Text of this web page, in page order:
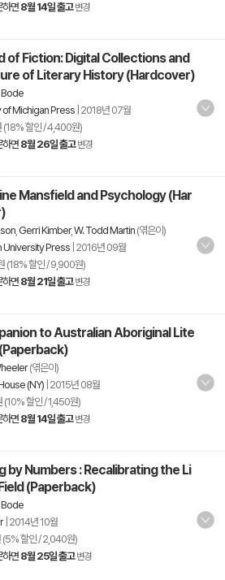
하면8월 14일 출고 변경
of Fiction: Digital Collections and
of Literary History (Hardcover)
Michigan Press 2018년 07월
(18% 할인 / 4,400원)
하면8월 26일 출고 변경
Mansfield and Psychology (Har
Gerri Kimber,W. Todd Martin (엮은이)
University Press 2016년 09월
(18% 할인 / 9,900원)
하면8월 21일 출고 변경
to Australian Aboriginal Lite
(엮은이)
(NY) 2015년 08월
(10% 할인 / 1,450원)
하면8월 14일 출고 변경
by Numbers : Recalibrating the Li
(Paperback)
| 2014년 10월
(5% 할인 / 2,040원)
하면8월 25일 출고 변경